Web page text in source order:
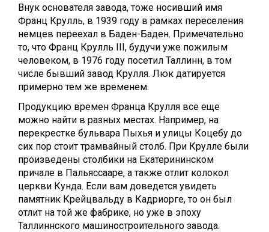
Внук основателя завода, тоже носивший имя
Франц Крулль, в 1939 году в рамках переселения
немцев переехал в Баден-Баден. Примечательно
то, что Франц Крулль III, будучи уже пожилым
человеком, в 1976 году посетил Таллинн, в том
числе бывший завод Крулля. Люк датируется
примерно тем же временем.
Продукцию времен Франца Крулля все еще
можно найти в разных местах. Например, на
перекрестке бульвара Пыхья и улицы Коцебу до
сих пор стоит трамвайный столб. При Крулле были
произведены столбики на Екатерининском
причале в Пальяссааре, а также отлит колокол
церкви Кунда. Если вам доведется увидеть
памятник Крейцвальду в Кадриорге, то он был
отлит на той же фабрике, но уже в эпоху
Таллиннского машиностроительного завода.